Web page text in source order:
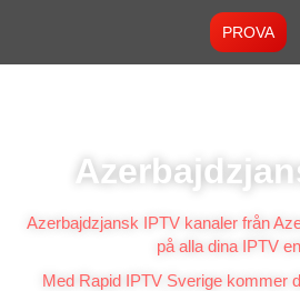
PROVA
Azerbajdzjansk IPTV kanaler från
på alla dina IPTV
Med Rapid IPTV Sverige kommer